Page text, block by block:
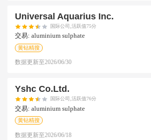
Universal Aquarius Inc.
国际公司,活跃值75分
交易: aluminium sulphate
黄钻精搜
数据更新至2026/06/30
Yshc Co.ltd.
国际公司,活跃值76分
交易: aluminium sulphate
黄钻精搜
数据更新至2026/06/18